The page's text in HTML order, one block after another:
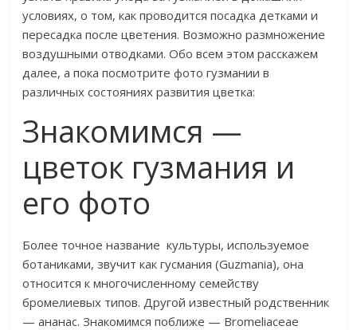
условиях, о том, как проводится посадка детками и
пересадка после цветения. Возможно размножение
воздушными отводками. Обо всем этом расскажем
далее, а пока посмотрите фото гузмании в
различных состояниях развития цветка:
Знакомимся —
цветок гузмания и
его фото
Более точное название культуры, используемое
ботаниками, звучит как гусмания (Guzmania), она
относится к многочисленному семейству
бромелиевых типов. Другой известный родственник
— ананас. Знакомимся поближе — Bromeliaceae